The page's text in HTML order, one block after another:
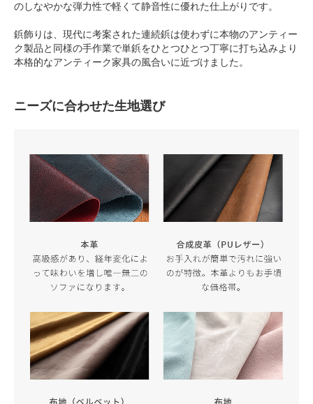
のしなやかな弾力性で軽くて静音性に優れた仕上がりです。
鋲飾りは、現代に考案された連続鋲は使わずに本物のアンティー
ク製品と同様の手作業で単鋲をひとつひとつ丁寧に打ち込みより
本格的なアンティーク家具の風合いに近づけました。
ニーズに合わせた生地選び